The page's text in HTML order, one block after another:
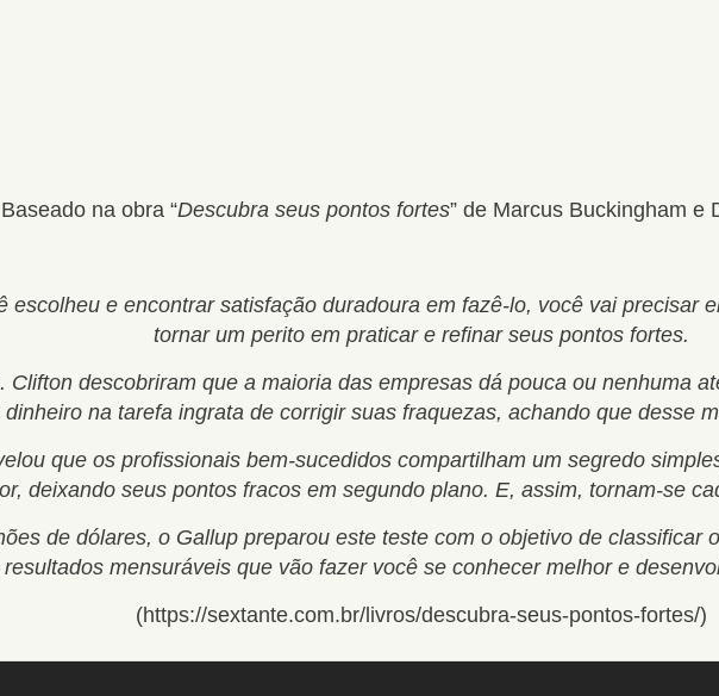
na obra “Descubra seus pontos fortes” de Marcus Buckingham e
escolheu e encontrar satisfação duradoura em fazê-lo, você vai precisar
tornar um perito em praticar e refinar seus pontos fortes.
descobriram que a maioria das empresas dá pouca ou nenhuma
na tarefa ingrata de corrigir suas fraquezas, achando que desse
que os profissionais bem-sucedidos compartilham um segredo
deixando seus pontos fracos em segundo plano. E, assim, tornam-se
de dólares, o Gallup preparou este teste com o objetivo de classificar
mensuráveis que vão fazer você se conhecer melhor e
(https://sextante.com.br/livros/descubra-seus-pontos-fortes/)